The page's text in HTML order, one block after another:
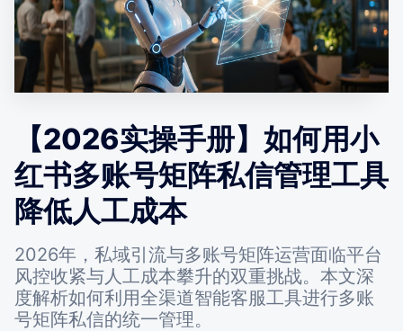
Search 美洽博客
【2026实操手册】如何用小
红书多账号矩阵私信管理工具
降低人工成本
2026年，私域引流与多账号矩阵运营面临平台
风控收紧与人工成本攀升的双重挑战。本文深
度解析如何利用全渠道智能客服工具进行多账
号矩阵私信的统一管理。